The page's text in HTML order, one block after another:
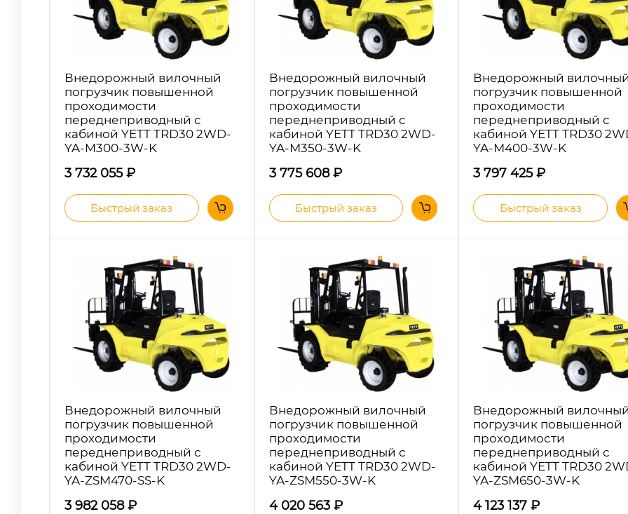
Внедорожный вилочный
погрузчик повышенной
проходимости
переднеприводный с
кабиной YETT TRD30 2WD-
YA-M300-3W-K
3 732 055₽
Быстрый заказ
Внедорожный вилочный
погрузчик повышенной
проходимости
переднеприводный с
кабиной YETT TRD30 2WD-
YA-M350-3W-K
3 775 608₽
Быстрый заказ
Внедорожный
погрузчик повышенной
проходимости
переднеприводный с
кабиной YETT TRD30
YA-M400-3W-K
3 797 425₽
Быстрый заказ
Внедорожный вилочный
погрузчик повышенной
проходимости
переднеприводный с
кабиной YETT TRD30 2WD-
YA-ZSM470-SS-K
3 982 058₽
Внедорожный вилочный
погрузчик повышенной
проходимости
переднеприводный с
кабиной YETT TRD30 2WD-
YA-ZSM550-3W-K
4 020 563 ₽
Внедорожный
погрузчик повышенной
проходимости
переднеприводный с
кабиной YETT TRD30
YA-ZSM650-3W-K
4 123 137₽